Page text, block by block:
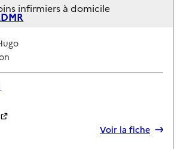
infirmiers à domicile
Voir la fiche